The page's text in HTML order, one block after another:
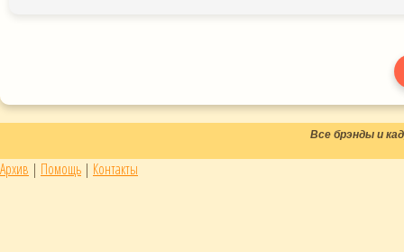
Все брэнды и
Архив | Помощь | Контакты